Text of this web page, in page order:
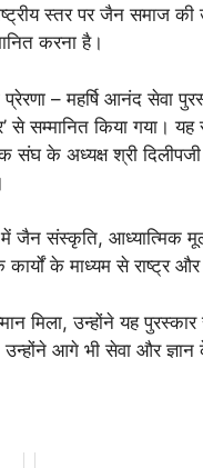
स्तर पर जैन समाज
करना है।
– महर्षि आनंद सेवा
से सम्मानित किया गया। यह
संघ के अध्यक्ष श्री
जैन संस्कृति, आध्यात्मिक
के माध्यम से राष्ट्र
मिला, उन्होंने यह
उन्होंने आगे भी सेवा और